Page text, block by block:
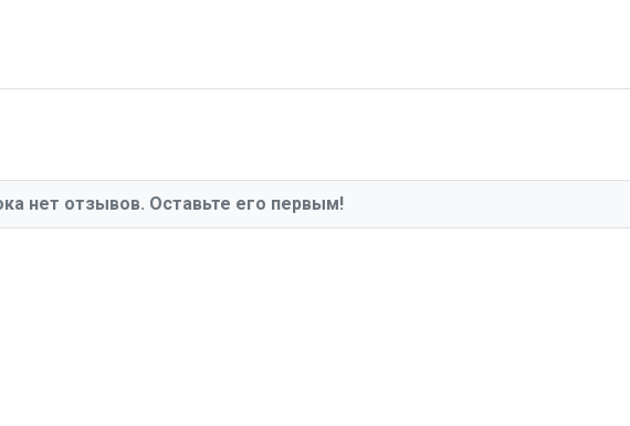
нет отзывов. Оставьте его первым!